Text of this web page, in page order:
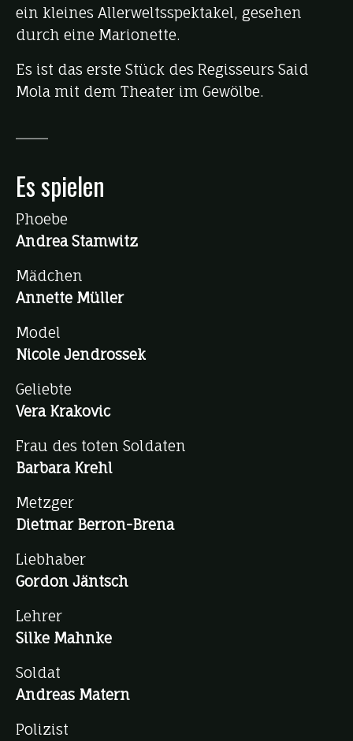
ein kleines Allerweltsspektakel, gesehen
durch eine Marionette.
Es ist das erste Stück des Regisseurs Said
Mola mit dem Theater im Gewölbe.
Es spielen
Phoebe
Andrea Stamwitz
Mädchen
Annette Müller
Model
Nicole Jendrossek
Geliebte
Vera Krakovic
Frau des toten Soldaten
Barbara Krehl
Metzger
Dietmar Berron-Brena
Liebhaber
Gordon Jäntsch
Lehrer
Silke Mahnke
Soldat
Andreas Matern
Polizist